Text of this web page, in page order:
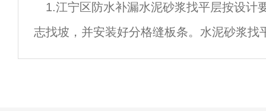
层地坪分设两道墙体水平防潮层。地下室墙
1.江宁区防水补漏水泥砂浆找平层按设计
志找坡，并安装好分格缝板条。水泥砂浆找
2次压光，使表面平整密实，并充分养护，